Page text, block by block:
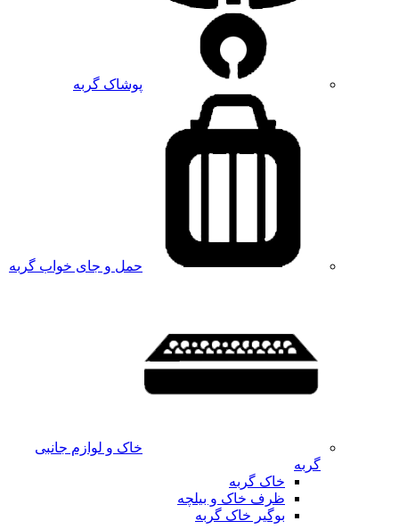
پوشاک گربه
حمل و جای خواب گربه
خاک و لوازم جانبی
گربه
خاک گربه
ظرف خاک و بیلچه
بوگیر خاک گربه